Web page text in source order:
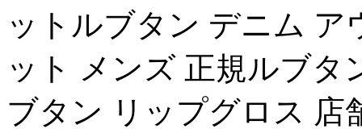
ットルブタン デニム
ット メンズ 正規ルブタ
ブタン リップグロス 店